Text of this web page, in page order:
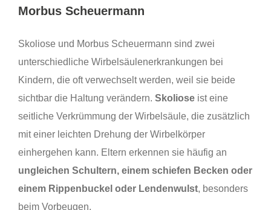
Morbus Scheuermann
Skoliose und Morbus Scheuermann sind zwei
unterschiedliche Wirbelsäulenerkrankungen bei
Kindern, die oft verwechselt werden, weil sie beide
sichtbar die Haltung verändern. Skoliose ist eine
seitliche Verkrümmung der Wirbelsäule, die zusätzlich
mit einer leichten Drehung der Wirbelkörper
einhergehen kann. Eltern erkennen sie häufig an
ungleichen Schultern, einem schiefen Becken oder
einem Rippenbuckel oder Lendenwulst, besonders
beim Vorbeugen.